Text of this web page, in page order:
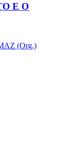
E O
(Org.)